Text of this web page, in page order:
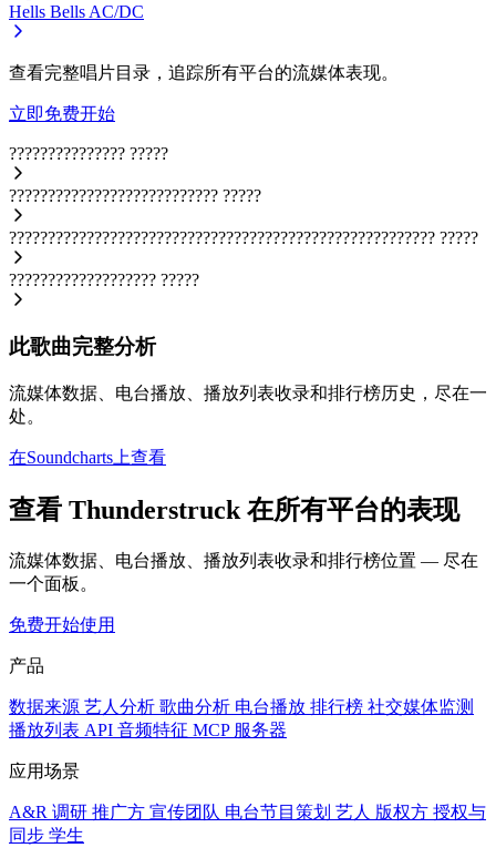
Hells Bells AC/DC
查看完整唱片目录，追踪所有平台的流媒体表现。
立即免费开始
??????????????? ?????
??????????????????????????? ?????
??????????????????????????????????????????????????????? ?????
??????????????????? ?????
此歌曲完整分析
流媒体数据、电台播放、播放列表收录和排行榜历史，尽在一
处。
在Soundcharts上查看
查看 Thunderstruck 在所有平台的表现
流媒体数据、电台播放、播放列表收录和排行榜位置 — 尽在
一个面板。
免费开始使用
产品
数据来源 艺人分析 歌曲分析 电台播放 排行榜 社交媒体监测
播放列表 API 音频特征 MCP 服务器
应用场景
A&R 调研 推广方 宣传团队 电台节目策划 艺人 版权方 授权与
同步 学生